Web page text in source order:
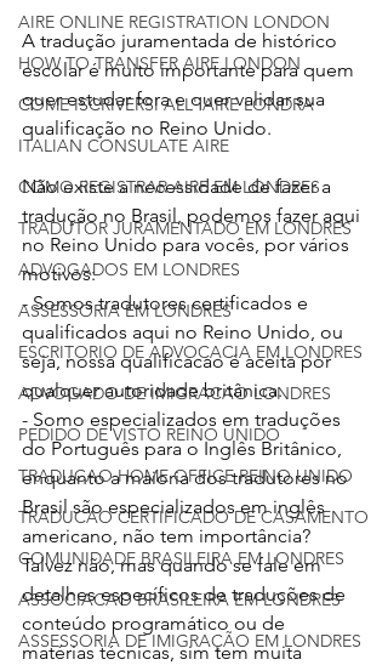
AIRE ONLINE REGISTRATION LONDON
HOW TO TRANSFER AIRE LONDON
COME ISCRIVERSI ALL' AIRE LONDRA
ITALIAN CONSULATE AIRE
COMO REGISTRAR AIRE EM LONDRES
TRADUTOR JURAMENTADO EM LONDRES
ADVOGADOS EM LONDRES
ASSESSORIA EM LONDRES
ESCRITORIO DE ADVOCACIA EM LONDRES
ADVOGADO DE IMIGRACAO LONDRES
PEDIDO DE VISTO REINO UNIDO
TRADUCAO HOME OFFICE REINO UNIDO
TRADUCAO CERTIFICADO DE CASAMENTO
COMUNIDADE BRASILEIRA EM LONDRES
ASSOCIACAO BRASILEIRA EM LONDRES
ASSESSORIA DE IMIGRAÇÃO EM LONDRES
A tradução juramentada de histórico
escolar é muito importante para quem
quer estudar fora e quer validar sua
qualificação no Reino Unido.
Não existe a necessidade de fazer a
tradução no Brasil, podemos fazer aqui
no Reino Unido para vocês, por vários
motivos:
- Somos tradutores certificados e
qualificados aqui no Reino Unido, ou
seja, nossa qualificacao é aceita por
qualquer autoridade britânica.
- Somo especializados em traduções
do Português para o Inglês Britânico,
enquanto a maioria dos tradutores no
Brasil são especializados em inglês
americano, não tem importância?
Talvez não, mas quando se fale em
detalhes específicos de traduções de
conteúdo programático ou de
matérias técnicas, sim tem muita